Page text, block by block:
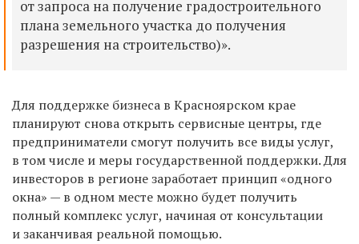
от запроса на получение градостроительного
плана земельного участка до получения
разрешения на строительство)».
Для поддержке бизнеса в Красноярском крае
планируют снова открыть сервисные центры, где
предприниматели смогут получить все виды услуг,
в том числе и меры государственной поддержки. Для
инвесторов в регионе заработает принцип «одного
окна» — в одном месте можно будет получить
полный комплекс услуг, начиная от консультации
и заканчивая реальной помощью.